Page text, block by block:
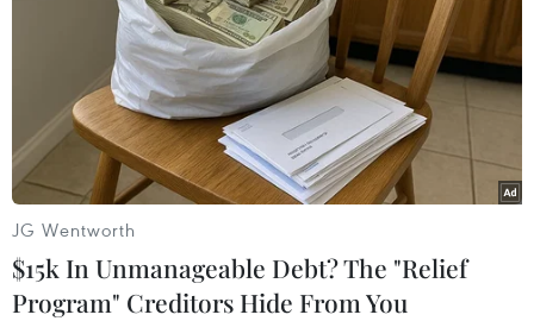
Trung ương đến năm 2025, định hướng đến
năm 2030,” Bí thư Đảng ủy Khối Nguyễn Long
Hải nêu rõ giai đoạn 2021-2025 và tiến tới năm
2030, nền kinh tế thế giới và Việt Nam sẽ tiếp
tục có đà phát triển nhanh nhờ kế thừa những
thành quả từ giai đoạn trước và sự phục hồi
mạnh sau khi kiểm soát dịch COVID-19. Kinh tế
số, kinh tế tuần hoàn, tăng trưởng xanh là mô
hình phát triển được nhiều quốc gia lựa chọn.
JG Wentworth
$15k In Unmanageable Debt? The "Relief
Program" Creditors Hide From You